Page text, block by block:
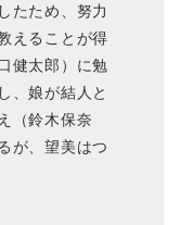
たため、努力
えることが得
健太郎）に勉
、娘が結人と
（鈴木保奈
が、望美はつ